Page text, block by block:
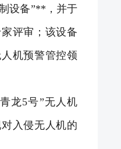
设备”**，并于
评审；该设备
机预警管控领
龙5号”无人机
入侵无人机的